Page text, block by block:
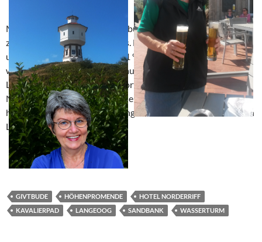
Mittag gibt’s in der neuen Givtbude, einem
zielgruppenoptimierten Imbiss. Die Sonne meint es gut mit
uns. Das Thermometer zeigt 21 °C. Am Wasserturm machen
wir eine angenehme Zwangspause, da der 11. Langeooger
Lionslauf die Straße für die Sportler reklamierte. Zum
Nachmittag und Abend genießen wir das nach wie vor
hervorragende Gastronomieangebot der Barkhausenstraße in
Langeoog.
GIVTBUDE HÖHENPROMENDE
HOTEL NORDERRIFF
KAVALIERPAD
LANGEOOG SANDBANK WASSERTURM